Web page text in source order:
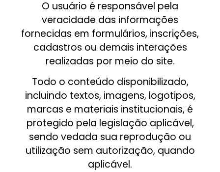
O usuário é responsável pela
veracidade das informações
fornecidas em formulários, inscrições,
cadastros ou demais interações
realizadas por meio do site.
Todo o conteúdo disponibilizado,
incluindo textos, imagens, logotipos,
marcas e materiais institucionais, é
protegido pela legislação aplicável,
sendo vedada sua reprodução ou
utilização sem autorização, quando
aplicável.